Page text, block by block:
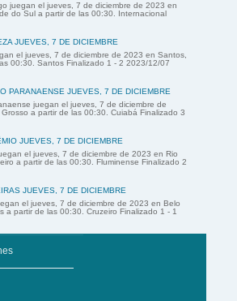
juegan el jueves, 7 de diciembre de 2023 en
do Sul a partir de las 00:30. Internacional
JUEVES, 7 DE DICIEMBRE
el jueves, 7 de diciembre de 2023 en Santos,
00:30. Santos Finalizado 1 - 2 2023/12/07
PARANAENSE JUEVES, 7 DE DICIEMBRE
juegan el jueves, 7 de diciembre de
a partir de las 00:30. Cuiabá Finalizado 3
JUEVES, 7 DE DICIEMBRE
el jueves, 7 de diciembre de 2023 en Rio
a partir de las 00:30. Fluminense Finalizado 2
JUEVES, 7 DE DICIEMBRE
el jueves, 7 de diciembre de 2023 en Belo
a partir de las 00:30. Cruzeiro Finalizado 1 - 1